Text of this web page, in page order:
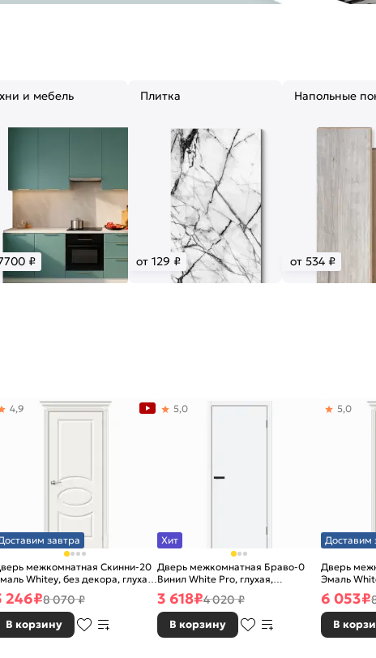
и мебель
₽
Плитка
от 129 ₽
Напольные
от 534 ₽
завтра
межкомнатная Скинни-20
Whitey, без декора, глухая,
стекла, без кромки, скиновая
4,9
246₽8 070 ₽
В корзину
Хит
Дверь межкомнатная Браво-0
Винил White Pro, глухая,
каркасно-щитовая
5,0
3 618₽4 020 ₽
В корзину
Доставим
Дверь
Эмаль
без
5,0
6 053₽
В